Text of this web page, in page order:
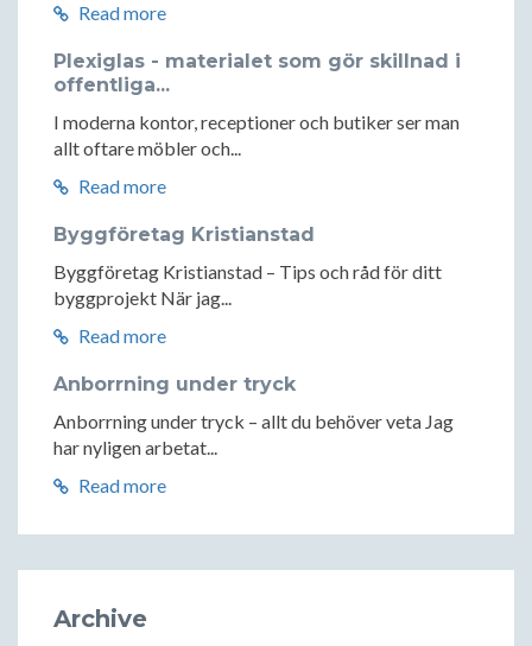
Read more
Plexiglas - materialet som gör skillnad i
offentliga...
I moderna kontor, receptioner och butiker ser man
allt oftare möbler och...
Read more
Byggföretag Kristianstad
Byggföretag Kristianstad – Tips och råd för ditt
byggprojekt När jag...
Read more
Anborrning under tryck
Anborrning under tryck – allt du behöver veta Jag
har nyligen arbetat...
Read more
Archive